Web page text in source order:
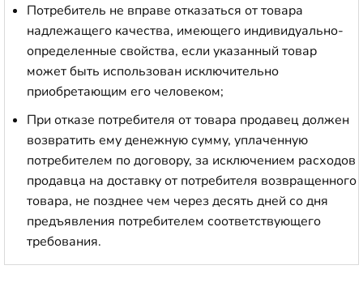
Потребитель не вправе отказаться от товара
надлежащего качества, имеющего индивидуально-
определенные свойства, если указанный товар
может быть использован исключительно
приобретающим его человеком;
При отказе потребителя от товара продавец должен
возвратить ему денежную сумму, уплаченную
потребителем по договору, за исключением расходов
продавца на доставку от потребителя возвращенного
товара, не позднее чем через десять дней со дня
предъявления потребителем соответствующего
требования.